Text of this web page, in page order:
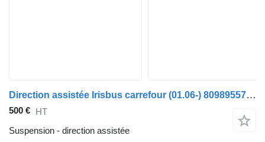
Direction assistée Irisbus carrefour (01.06-) 8098955782 pour Irisbus Arway, Crossway, Crealis, Magelys, Proway, Daily Tourys (2006-)
500 € HT
Suspension - direction assistée